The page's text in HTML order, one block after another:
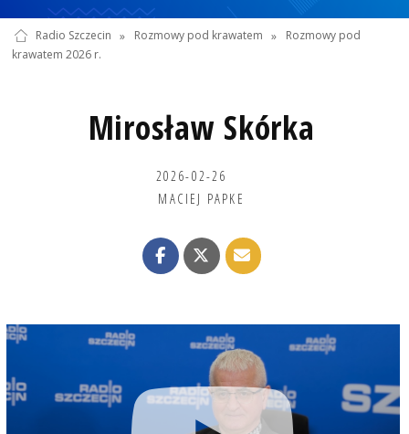
Radio Szczecin » Rozmowy pod krawatem »
Rozmowy pod
krawatem 2026 r.
Mirosław Skórka
2026-02-26
MACIEJ PAPKE